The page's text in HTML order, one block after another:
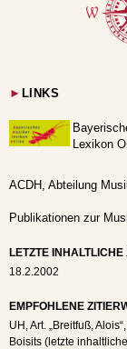
► LINKS
Lexikon
ACDH, Abteilung
Publikationen zur
LETZTE
18.2.2002
EMPFOHLENE
UH , Art. „Breitfuß,
Boisits (letzte